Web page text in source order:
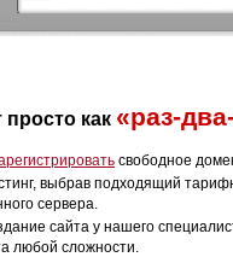
как «раз-
свободное
выбрав подходящий
сервера.
сайта у нашего
любой сложности.